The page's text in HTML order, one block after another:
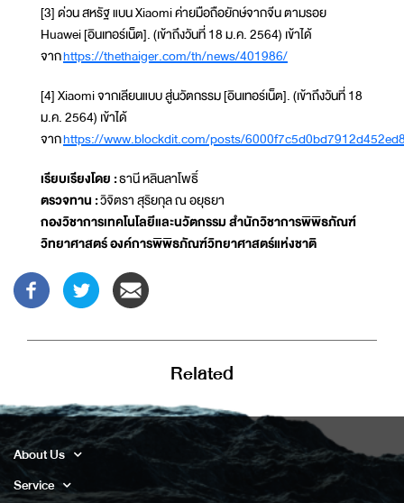
[3] ด่วน สหรัฐ แบน Xiaomi ค่ายมือถือยักษ์จากจีน ตามรอย
Huawei [อินเทอร์เน็ต]. (เข้าถึงวันที่ 18 ม.ค. 2564) เข้าได้
จากhttps://thethaiger.com/th/news/401986/
[4] Xiaomi จากเลียนแบบ สู่นวัตกรรม [อินเทอร์เน็ต]. (เข้าถึงวันที่ 18
ม.ค. 2564) เข้าได้
จากhttps://www.blockdit.com/posts/
เรียบเรียงโดย :ธานี หลินลาโพธิ์
ตรวจทาน :วิจิตรา สุริยกุล ณ อยุธยา
กองวิชาการเทคโนโลยีและนวัตกรรม สำนักวิชาการพิพิธภัณฑ์
วิทยาศาสตร์ องค์การพิพิธภัณฑ์วิทยาศาสตร์แห่งชาติ
Related
About Us
Service